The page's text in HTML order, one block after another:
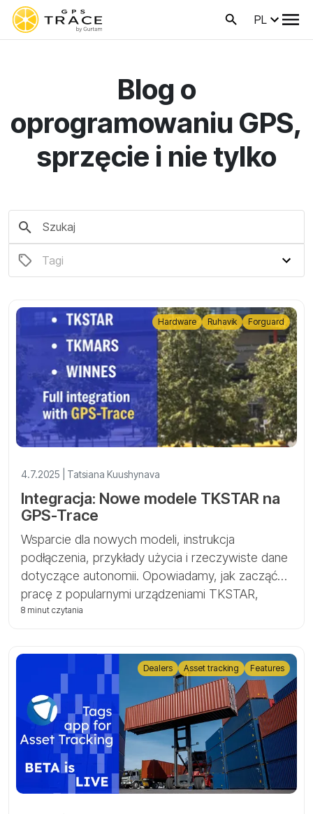
PL
Blog o
oprogramowaniu GPS,
sprzęcie i nie tylko
4.7.2025 | Tatsiana Kuushynava
Integracja: Nowe modele TKSTAR na
GPS-Trace
Wsparcie dla nowych modeli, instrukcja
podłączenia, przykłady użycia i rzeczywiste dane
dotyczące autonomii. Opowiadamy, jak zacząć
pracę z popularnymi urządzeniami TKSTAR,
TKMARS i WINNES w Ruhavik i Forguard.
Hardware Ruhavik Forguard
8 minut czytania
Dealers Asset tracking Features